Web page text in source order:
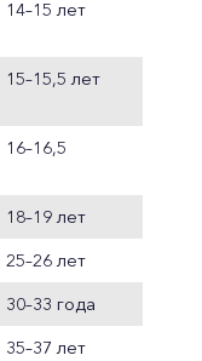
14–15 лет
15–15,5 лет
16–16,5
18–19 лет
25–26 лет
30–33 года
35–37 лет